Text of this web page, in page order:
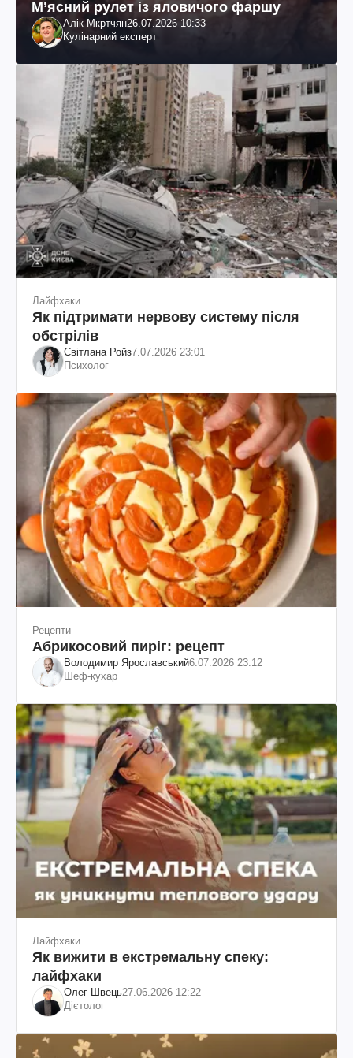
М’ясний рулет із яловичого фаршу
Алік Мкртчян26.07.2026 10:33
Кулінарний експерт
Лайфхаки
Як підтримати нервову систему після
обстрілів
Світлана Ройз7.07.2026 23:01
Психолог
Рецепти
Абрикосовий пиріг: рецепт
Володимир Ярославський6.07.2026 23:12
Шеф-кухар
Лайфхаки
Як вижити в екстремальну спеку:
лайфхаки
Олег Швець27.06.2026 12:22
Дієтолог